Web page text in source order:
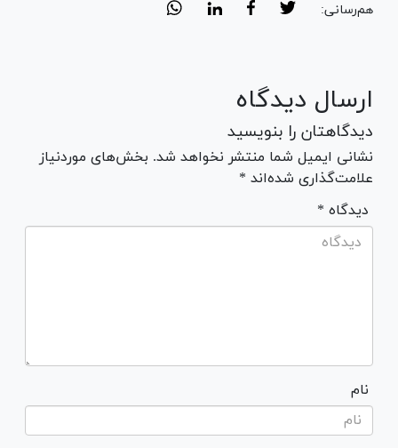
هم‌رسانی:
ارسال دیدگاه
دیدگاهتان را بنویسید
نشانی ایمیل شما منتشر نخواهد شد. بخش‌های موردنیاز
علامت‌گذاری شده‌اند *
* دیدگاه
نام